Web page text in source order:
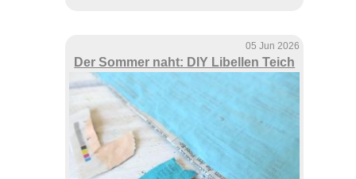
05 Jun 2026
Der Sommer naht: DIY Libellen Teich